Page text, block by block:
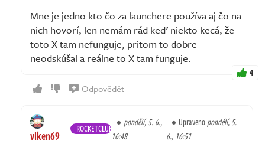
Mne je jedno kto čo za launchere používa aj čo na
nich hovorí, len nemám rád keď niekto kecá, že
toto X tam nefunguje, pritom to dobre
neodskúšal a reálne to X tam funguje.
4
Odpovědět
vlken69 ROCKETCLUB
pondělí, 5. 6.,
16:48
Upravenopondělí, 5.
6., 16:51